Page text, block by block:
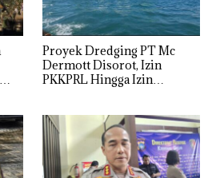
Proyek Dredging PT Mc
Dermott Disorot, Izin
PKKPRL Hingga Izin